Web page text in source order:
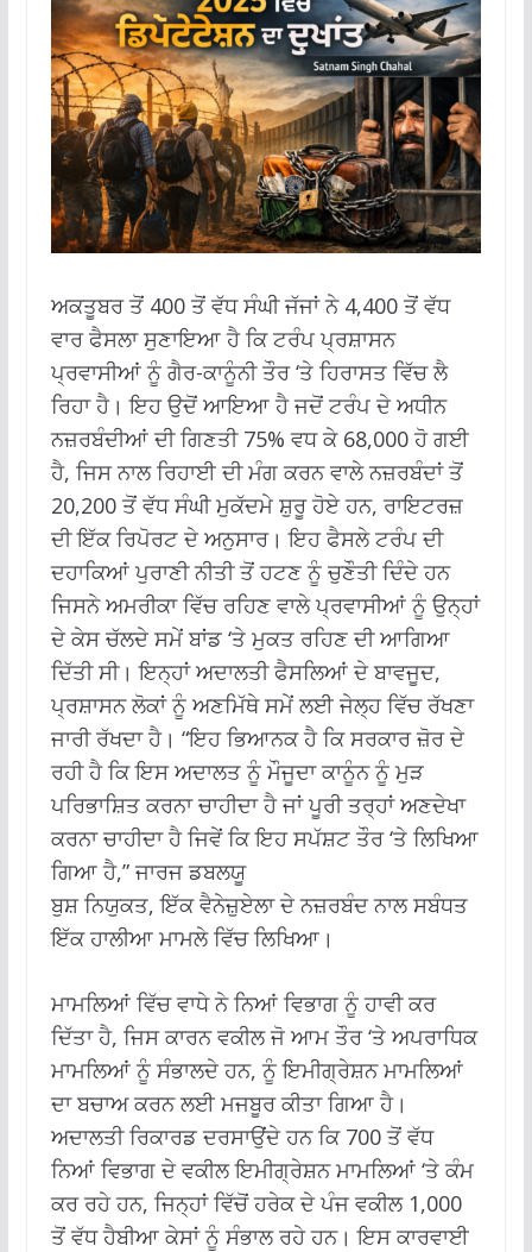
ਅਕਤੂਬਰ ਤੋਂ 400 ਤੋਂ ਵੱਧ ਸੰਘੀ ਜੱਜਾਂ ਨੇ 4,400 ਤੋਂ ਵੱਧ
ਵਾਰ ਫੈਸਲਾ ਸੁਣਾਇਆ ਹੈ ਕਿ ਟਰੰਪ ਪ੍ਰਸ਼ਾਸਨ
ਪ੍ਰਵਾਸੀਆਂ ਨੂੰ ਗੈਰ-ਕਾਨੂੰਨੀ ਤੌਰ ‘ਤੇ ਹਿਰਾਸਤ ਵਿੱਚ ਲੈ
ਰਿਹਾ ਹੈ। ਇਹ ਉਦੋਂ ਆਇਆ ਹੈ ਜਦੋਂ ਟਰੰਪ ਦੇ ਅਧੀਨ
ਨਜ਼ਰਬੰਦੀਆਂ ਦੀ ਗਿਣਤੀ 75% ਵਧ ਕੇ 68,000 ਹੋ ਗਈ
ਹੈ, ਜਿਸ ਨਾਲ ਰਿਹਾਈ ਦੀ ਮੰਗ ਕਰਨ ਵਾਲੇ ਨਜ਼ਰਬੰਦਾਂ ਤੋਂ
20,200 ਤੋਂ ਵੱਧ ਸੰਘੀ ਮੁਕੱਦਮੇ ਸ਼ੁਰੂ ਹੋਏ ਹਨ, ਰਾਇਟਰਜ਼
ਦੀ ਇੱਕ ਰਿਪੋਰਟ ਦੇ ਅਨੁਸਾਰ। ਇਹ ਫੈਸਲੇ ਟਰੰਪ ਦੀ
ਦਹਾਕਿਆਂ ਪੁਰਾਣੀ ਨੀਤੀ ਤੋਂ ਹਟਣ ਨੂੰ ਚੁਣੌਤੀ ਦਿੰਦੇ ਹਨ
ਜਿਸਨੇ ਅਮਰੀਕਾ ਵਿੱਚ ਰਹਿਣ ਵਾਲੇ ਪ੍ਰਵਾਸੀਆਂ ਨੂੰ ਉਨ੍ਹਾਂ
ਦੇ ਕੇਸ ਚੱਲਦੇ ਸਮੇਂ ਬਾਂਡ ‘ਤੇ ਮੁਕਤ ਰਹਿਣ ਦੀ ਆਗਿਆ
ਦਿੱਤੀ ਸੀ। ਇਨ੍ਹਾਂ ਅਦਾਲਤੀ ਫੈਸਲਿਆਂ ਦੇ ਬਾਵਜੂਦ,
ਪ੍ਰਸ਼ਾਸਨ ਲੋਕਾਂ ਨੂੰ ਅਣਮਿੱਥੇ ਸਮੇਂ ਲਈ ਜੇਲ੍ਹ ਵਿੱਚ ਰੱਖਣਾ
ਜਾਰੀ ਰੱਖਦਾ ਹੈ। “ਇਹ ਭਿਆਨਕ ਹੈ ਕਿ ਸਰਕਾਰ ਜ਼ੋਰ ਦੇ
ਰਹੀ ਹੈ ਕਿ ਇਸ ਅਦਾਲਤ ਨੂੰ ਮੌਜੂਦਾ ਕਾਨੂੰਨ ਨੂੰ ਮੁੜ
ਪਰਿਭਾਸ਼ਿਤ ਕਰਨਾ ਚਾਹੀਦਾ ਹੈ ਜਾਂ ਪੂਰੀ ਤਰ੍ਹਾਂ ਅਣਦੇਖਾ
ਕਰਨਾ ਚਾਹੀਦਾ ਹੈ ਜਿਵੇਂ ਕਿ ਇਹ ਸਪੱਸ਼ਟ ਤੌਰ ‘ਤੇ ਲਿਖਿਆ
ਗਿਆ ਹੈ,” ਜਾਰਜ ਡਬਲਯੂ
ਬੁਸ਼ ਨਿਯੁਕਤ, ਇੱਕ ਵੈਨੇਜ਼ੁਏਲਾ ਦੇ ਨਜ਼ਰਬੰਦ ਨਾਲ ਸਬੰਧਤ
ਇੱਕ ਹਾਲੀਆ ਮਾਮਲੇ ਵਿੱਚ ਲਿਖਿਆ।
ਮਾਮਲਿਆਂ ਵਿੱਚ ਵਾਧੇ ਨੇ ਨਿਆਂ ਵਿਭਾਗ ਨੂੰ ਹਾਵੀ ਕਰ
ਦਿੱਤਾ ਹੈ, ਜਿਸ ਕਾਰਨ ਵਕੀਲ ਜੋ ਆਮ ਤੌਰ ‘ਤੇ ਅਪਰਾਧਿਕ
ਮਾਮਲਿਆਂ ਨੂੰ ਸੰਭਾਲਦੇ ਹਨ, ਨੂੰ ਇਮੀਗ੍ਰੇਸ਼ਨ ਮਾਮਲਿਆਂ
ਦਾ ਬਚਾਅ ਕਰਨ ਲਈ ਮਜਬੂਰ ਕੀਤਾ ਗਿਆ ਹੈ।
ਅਦਾਲਤੀ ਰਿਕਾਰਡ ਦਰਸਾਉਂਦੇ ਹਨ ਕਿ 700 ਤੋਂ ਵੱਧ
ਨਿਆਂ ਵਿਭਾਗ ਦੇ ਵਕੀਲ ਇਮੀਗ੍ਰੇਸ਼ਨ ਮਾਮਲਿਆਂ ‘ਤੇ ਕੰਮ
ਕਰ ਰਹੇ ਹਨ, ਜਿਨ੍ਹਾਂ ਵਿੱਚੋਂ ਹਰੇਕ ਦੇ ਪੰਜ ਵਕੀਲ 1,000
ਤੋਂ ਵੱਧ ਹੈਬੀਆ ਕੇਸਾਂ ਨੂੰ ਸੰਭਾਲ ਰਹੇ ਹਨ। ਇਸ ਕਾਰਵਾਈ